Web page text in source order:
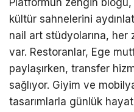
Platformun zengin
kültür sahnelerini
nail art stüdyolarına,
var. Restoranlar, Ege
paylaşırken, transfer
sağlıyor. Giyim ve
tasarımlarla günlük